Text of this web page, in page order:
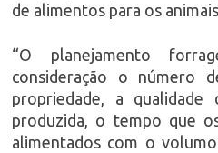
de alimentos para os
“O planejamento
consideração o número
propriedade, a
produzida, o tempo que
alimentados com o